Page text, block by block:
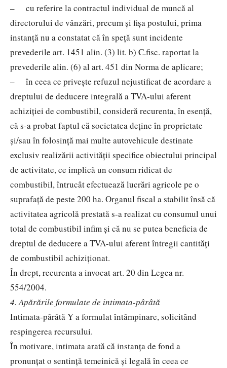
– cu referire la contractul individual de muncă al
directorului de vânzări, precum şi fişa postului, prima
instanţă nu a constatat că în speță sunt incidente
prevederile art. 1451 alin. (3) lit. b) C.fisc. raportat la
prevederile alin. (6) al art. 451 din Norma de aplicare;
– în ceea ce priveşte refuzul nejustificat de acordare a
dreptului de deducere integrală a TVA-ului aferent
achiziţiei de combustibil, consideră recurenta, în esenţă,
că s-a probat faptul că societatea deţine în proprietate
şi/sau în folosinţă mai multe autovehicule destinate
exclusiv realizării activităţii specifice obiectului principal
de activitate, ce implică un consum ridicat de
combustibil, întrucât efectuează lucrări agricole pe o
suprafaţă de peste 200 ha. Organul fiscal a stabilit însă că
activitatea agricolă prestată s-a realizat cu consumul unui
total de combustibil infim și că nu se putea beneficia de
dreptul de deducere a TVA-ului aferent întregii cantităţi
de combustibil achiziţionat.
În drept, recurenta a invocat art. 20 din Legea nr.
554/2004.
4. Apărările formulate de intimata-pârâtă
Intimata-pârâtă Y a formulat întâmpinare, solicitând
respingerea recursului.
În motivare, intimata arată că instanţa de fond a
pronunţat o sentinţă temeinică şi legală în ceea ce